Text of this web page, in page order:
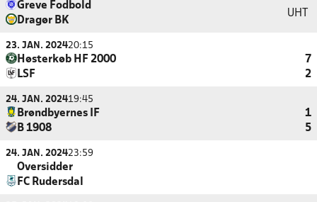
Greve Fodbold
Dragør BK
UHT
23. JAN. 202420:15
Høsterkøb HF 2000
7
LSF
2
24. JAN. 202419:45
Brøndbyernes IF
1
B 1908
5
24. JAN. 202423:59
Oversidder
FC Rudersdal